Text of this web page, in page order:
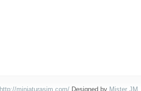
http://miniaturasjm.com/ Designed by Mister JM